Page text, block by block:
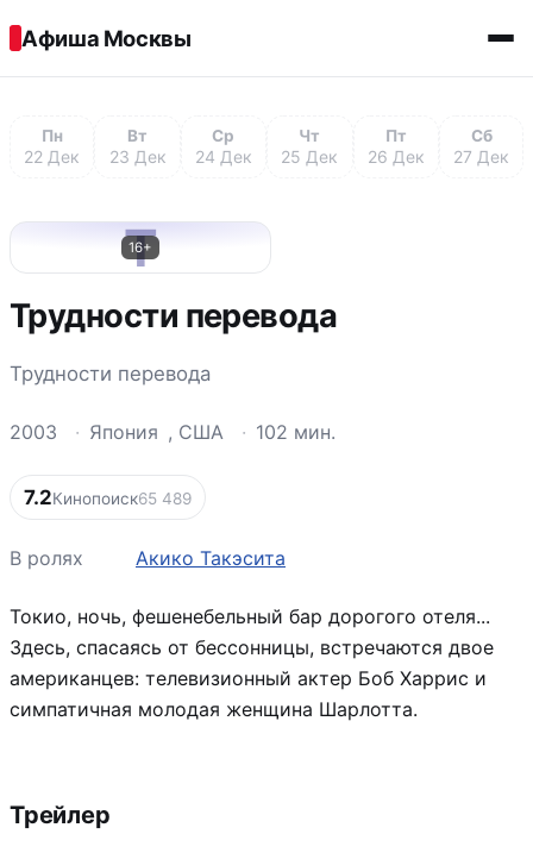
Афиша Москвы
Пн
22 Дек
Вт
23 Дек
Ср
24 Дек
Чт
25 Дек
Пт
26 Дек
Сб
27 Дек
Т
16+
Трудности перевода
Трудности перевода
2003 · Япония , США · 102 мин.
7.2Кинопоиск65 489
В ролях Акико Такэсита
Токио, ночь, фешенебельный бар дорогого отеля...
Здесь, спасаясь от бессонницы, встречаются двое
американцев: телевизионный актер Боб Харрис и
симпатичная молодая женщина Шарлотта.
Трейлер